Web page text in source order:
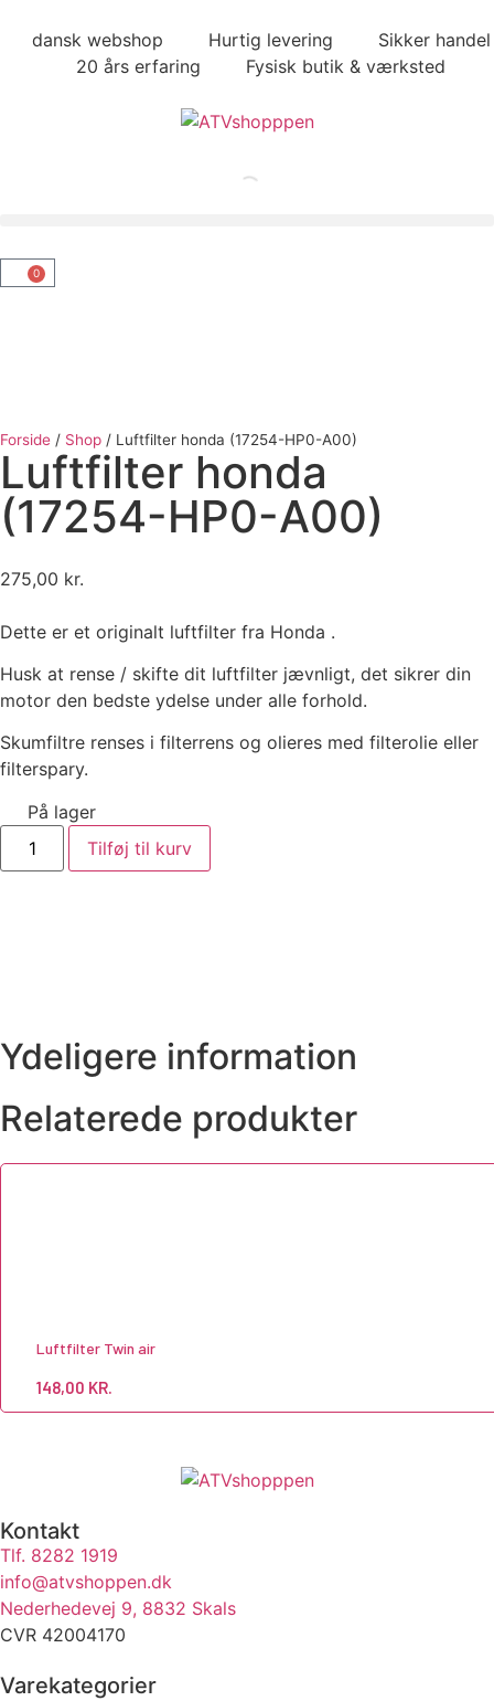
dansk webshop Hurtig levering
Sikker handel
20 års erfaring
Fysisk butik & værksted
0
Forside / Shop / Luftfilter honda (17254-HP0-A00)
Luftfilter honda
(17254-HP0-A00)
275,00 kr.
Dette er et originalt luftfilter fra Honda .
Husk at rense / skifte dit luftfilter jævnligt, det sikrer din
motor den bedste ydelse under alle forhold.
Skumfiltre renses i filterrens og olieres med filterolie eller
filterspary.
På lager
Tilføj til kurv
Ydeligere information
Relaterede produkter
Luftfilter Twin air
148,00 KR.
Kontakt
Tlf. 8282 1919
info@atvshoppen.dk
Nederhedevej 9, 8832 Skals
CVR 42004170
Varekategorier